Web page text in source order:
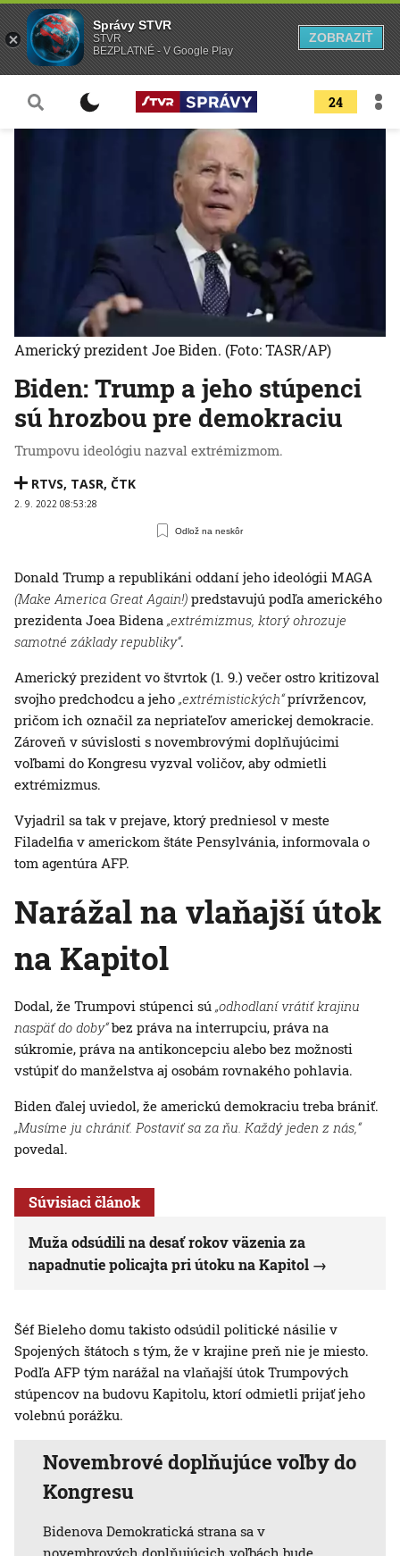
24
Biden: Trump a jeho stúpenci
sú hrozbou pre demokraciu
Trumpovu ideológiu nazval extrémizmom.
RTVS, TASR, ČTK
2. 9. 2022 08:53:28
Odlož na neskôr
Americký prezident Joe Biden. (Foto: TASR/AP)
Donald Trump a republikáni oddaní jeho ideológii MAGA
(Make America Great Again!) predstavujú podľa amerického
prezidenta Joea Bidena „extrémizmus, ktorý ohrozuje
samotné základy republiky“.
Americký prezident vo štvrtok (1. 9.) večer ostro kritizoval
svojho predchodcu a jeho „extrémistických“prívržencov,
pričom ich označil za nepriateľov americkej demokracie.
Zároveň v súvislosti s novembrovými doplňujúcimi
voľbami do Kongresu vyzval voličov, aby odmietli
extrémizmus.
Vyjadril sa tak v prejave, ktorý predniesol v meste
Filadelfia v americkom štáte Pensylvánia, informovala o
tom agentúra AFP.
Narážal na vlaňajší útok
na Kapitol
Dodal, že Trumpovi stúpenci sú „odhodlaní vrátiť krajinu
naspäť do doby“bez práva na interrupciu, práva na
súkromie, práva na antikoncepciu alebo bez možnosti
vstúpiť do manželstva aj osobám rovnakého pohlavia.
Biden ďalej uviedol, že americkú demokraciu treba brániť.
„Musíme ju chrániť. Postaviť sa za ňu. Každý jeden z nás,“
povedal.
Súvisiaci článok
Muža odsúdili na desať rokov väzenia za
napadnutie policajta pri útoku na Kapitol
Šéf Bieleho domu takisto odsúdil politické násilie v
Spojených štátoch s tým, že v krajine preň nie je miesto.
Podľa AFP tým narážal na vlaňajší útok Trumpových
stúpencov na budovu Kapitolu, ktorí odmietli prijať jeho
volebnú porážku.
Novembrové doplňujúce voľby do
Kongresu
Bidenova Demokratická strana sa v
Správy STVR
STVR
BEZPLATNÉ - V Google Play
ZOBRAZIŤ